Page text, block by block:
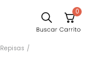
0
Repisas